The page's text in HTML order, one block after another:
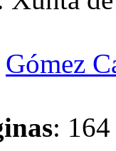
Gómez
: 164